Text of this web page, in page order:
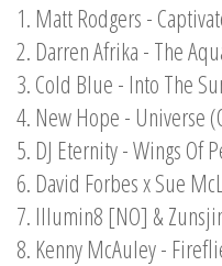
1. Matt Rodgers -
2. Darren Afrika - The
3. Cold Blue - Into The
4. New Hope - Universe
5. DJ Eternity - Wings Of
6. David Forbes x Sue
7. Illumin8 [NO] &
8. Kenny McAuley -